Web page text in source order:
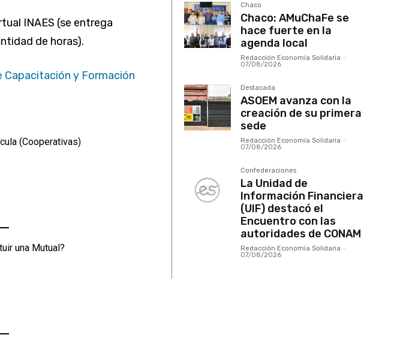
INAES (se entrega
de horas).
Capacitación y Formación
(Cooperativas)
una Mutual?
Chaco
Chaco: AMuChaFe se
hace fuerte en la
agenda local
Redacción Economía Solidaria -
07/08/2026
Destacada
ASOEM avanza con la
creación de su primera
sede
Redacción Economía Solidaria -
07/08/2026
Confederaciones
La Unidad de
Información Financiera
(UIF) destacó el
Encuentro con las
autoridades de CONAM
Redacción Economía Solidaria -
07/08/2026